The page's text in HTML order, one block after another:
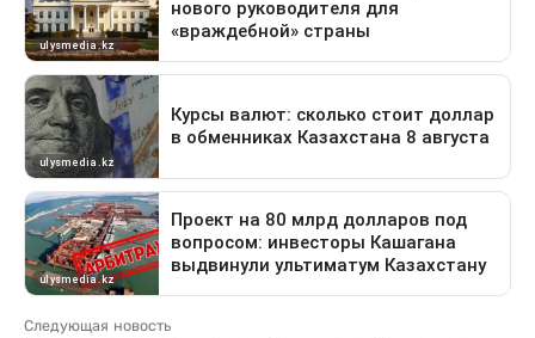
Следующая новость